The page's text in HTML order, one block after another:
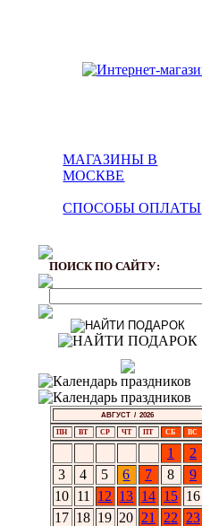
МАГАЗИНЫ В
МОСКВЕ
СПОСОБЫ ОПЛАТЫ
ПОИСК ПО САЙТУ:
АВГУСТ / 2026
ПН ВТ СР ЧТ ПТ СБ ВС
1
2
3
4 5 6 7 8
9
10 11 12 13 14 15 16
17 18 19 20 21 22
23